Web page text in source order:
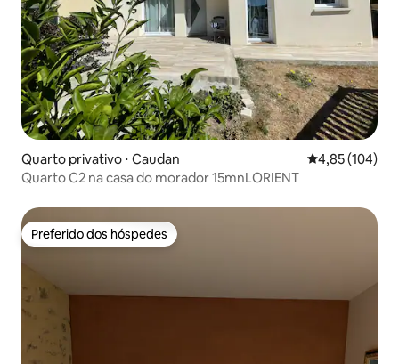
Quarto privativo ⋅ Caudan 4,85 de uma
4,85 (104)
Quarto C2 na casa do morador 15mnLORIENT
Preferido dos hóspedes
Preferido dos hóspedes